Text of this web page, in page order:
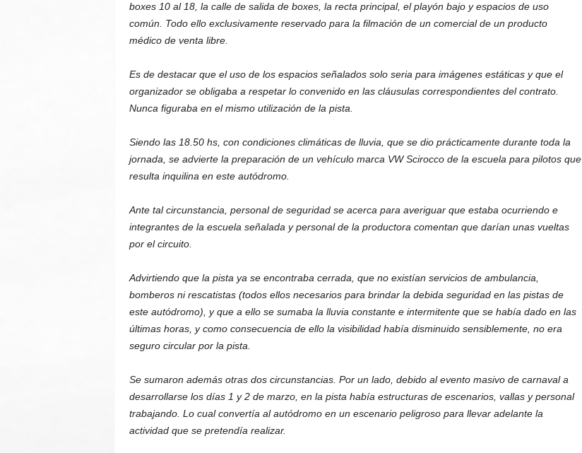
boxes 10 al 18, la calle de salida de boxes, la recta principal, el playón bajo y espacios de uso
común. Todo ello exclusivamente reservado para la filmación de un comercial de un producto
médico de venta libre.
Es de destacar que el uso de los espacios señalados solo seria para imágenes estáticas y que el
organizador se obligaba a respetar lo convenido en las cláusulas correspondientes del contrato.
Nunca figuraba en el mismo utilización de la pista.
Siendo las 18.50 hs, con condiciones climáticas de lluvia, que se dio prácticamente durante toda la
jornada, se advierte la preparación de un vehículo marca VW Scirocco de la escuela para pilotos que
resulta inquilina en este autódromo.
Ante tal circunstancia, personal de seguridad se acerca para averiguar que estaba ocurriendo e
integrantes de la escuela señalada y personal de la productora comentan que darían unas vueltas
por el circuito.
Advirtiendo que la pista ya se encontraba cerrada, que no existían servicios de ambulancia,
bomberos ni rescatistas (todos ellos necesarios para brindar la debida seguridad en las pistas de
este autódromo), y que a ello se sumaba la lluvia constante e intermitente que se había dado en las
últimas horas, y como consecuencia de ello la visibilidad había disminuido sensiblemente, no era
seguro circular por la pista.
Se sumaron además otras dos circunstancias. Por un lado, debido al evento masivo de carnaval a
desarrollarse los días 1 y 2 de marzo, en la pista había estructuras de escenarios, vallas y personal
trabajando. Lo cual convertía al autódromo en un escenario peligroso para llevar adelante la
actividad que se pretendía realizar.